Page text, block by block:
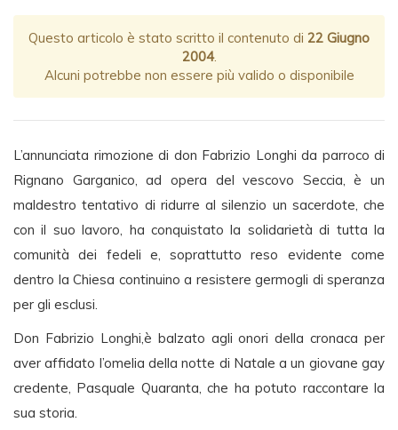
Questo articolo è stato scritto il contenuto di 22 Giugno
2004.
Alcuni potrebbe non essere più valido o disponibile
L’annunciata rimozione di don Fabrizio Longhi da parroco di
Rignano Garganico, ad opera del vescovo Seccia, è un
maldestro tentativo di ridurre al silenzio un sacerdote, che
con il suo lavoro, ha conquistato la solidarietà di tutta la
comunità dei fedeli e, soprattutto reso evidente come
dentro la Chiesa continuino a resistere germogli di speranza
per gli esclusi.
Don Fabrizio Longhi,è balzato agli onori della cronaca per
aver affidato l’omelia della notte di Natale a un giovane gay
credente, Pasquale Quaranta, che ha potuto raccontare la
sua storia.